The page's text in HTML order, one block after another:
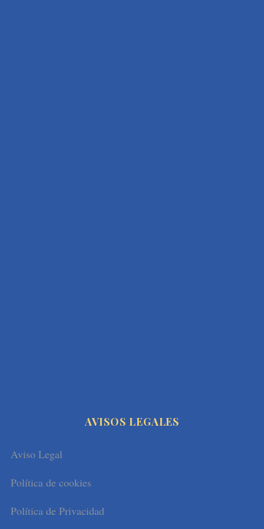
AVISOS LEGALES
Aviso Legal
Política de cookies
Política de Privacidad